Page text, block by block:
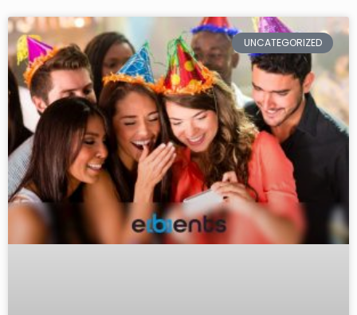
UNCATEGORIZED